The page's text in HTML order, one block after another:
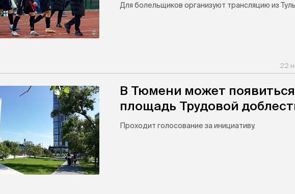
Для болельщиков организуют трансляцию из
22
В Тюмени может появиться
площадь Трудовой
Проходит голосование за инициативу.